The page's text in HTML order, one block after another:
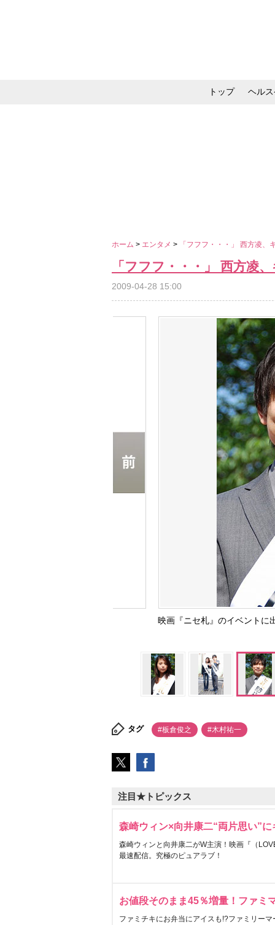
トップ ヘル
ホーム > エンタメ > 「フフフ・・・」 西方凌、
「フフフ・・・」 西方凌
2009-04-28 15:00
映画『ニセ札』のイベント
タグ #板倉俊之 #木村祐一
注目★トピックス
森崎ウィン×向井康二“両片思い”
森崎ウィンと向井康二がW主演！映画『（
最速配信。究極のピュアラブ！
お値段そのまま45％増量！ファミ
ファミチキにお弁当にアイスも!?ファミリー